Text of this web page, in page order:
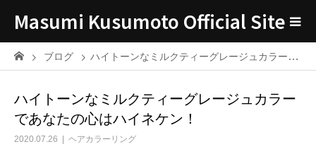
Masumi Kusumoto Official Site
ブログ ハイトーンなミルクティーグレージュカラーであなたの心はハイネケン！
ハイトーンなミルクティーグレージュカラー
であなたの心はハイネケン！
2020.07.26 ヘアカラーリング